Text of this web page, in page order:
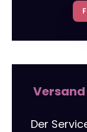
Der